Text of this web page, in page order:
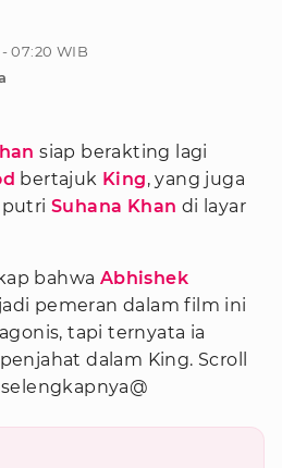
07:20 WIB
siap berakting lagi
bertajuk King, yang juga
Suhana Khan di layar
bahwa Abhishek
pemeran dalam film ini
tapi ternyata ia
dalam King. Scroll